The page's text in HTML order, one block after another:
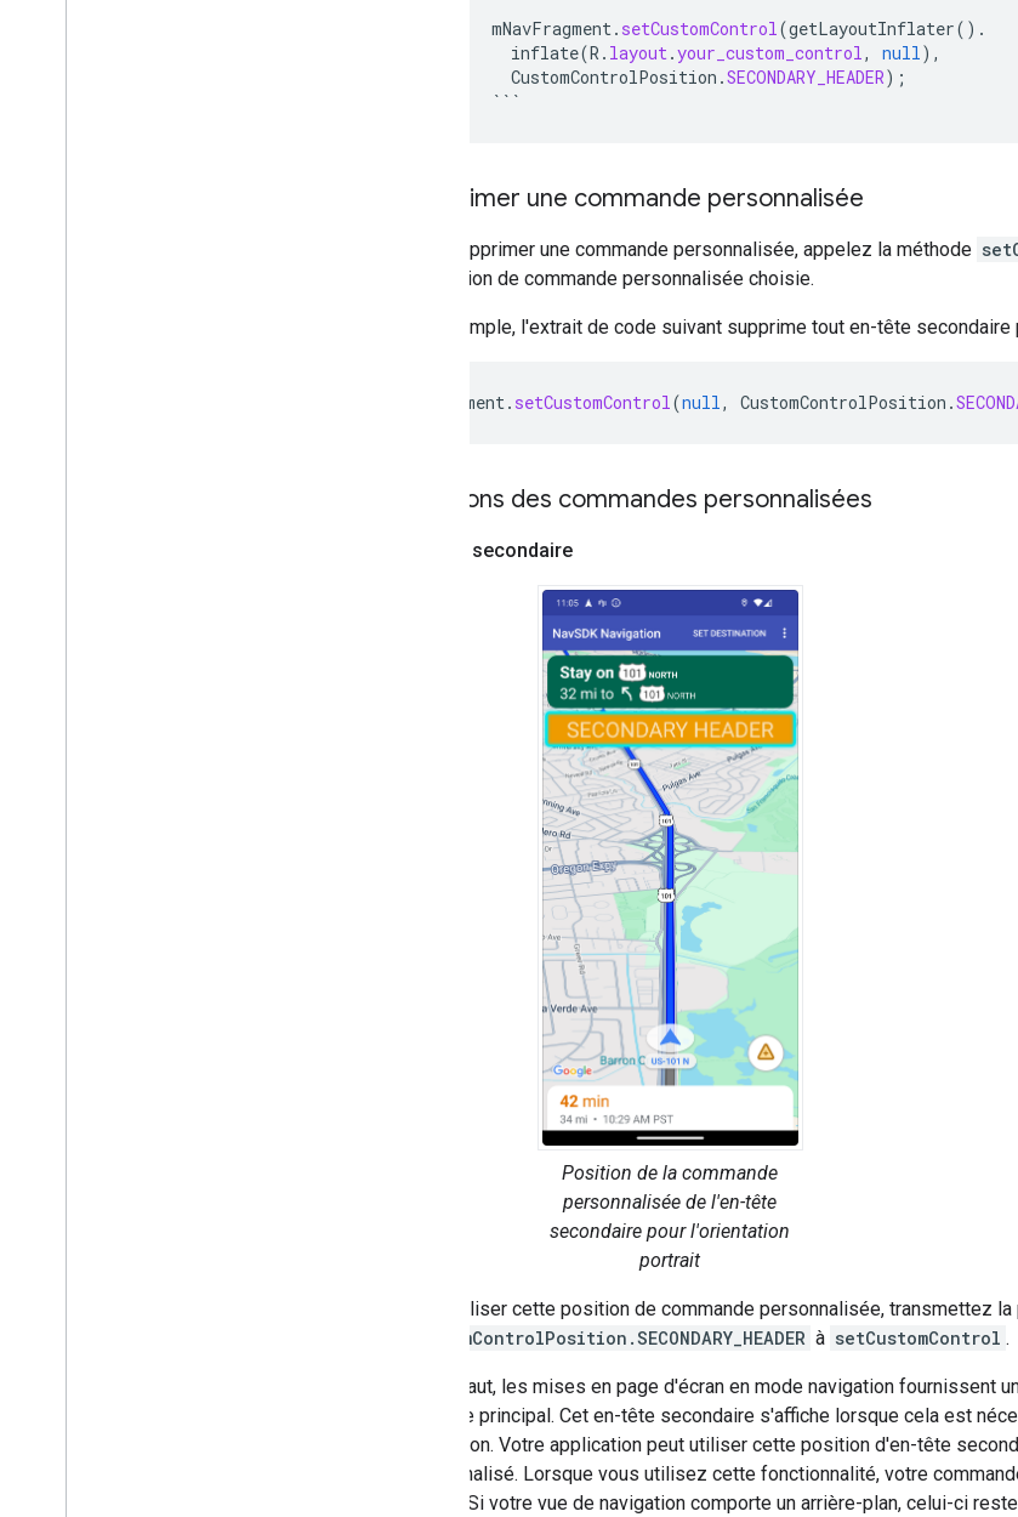
mNavFragment. setCustomControl(getLayoutInflater().
inflate(R . layout.your_custom_control, null),
CustomControlPosition .SECONDARY_HEADER);
```
Supprimer une commande personnalisée
Pour supprimer une commande personnalisée, appelez la méthode
la position de commande personnalisée choisie.
Par exemple, l'extrait de code suivant supprime tout en-tête
mNavFragment. setCustomControl(null, CustomControlPosition .
Positions des commandes personnalisées
En-tête secondaire
Position de la commande
personnalisée de l'en-tête
secondaire pour l'orientation
portrait
Pour utiliser cette position de commande personnalisée, transmettez
CustomControlPosition.SECONDARY_HEADER à setCustomControl .
Par défaut, les mises en page d'écran en mode navigation fournissent
l'en-tête principal. Cet en-tête secondaire s'affiche lorsque cela est
circulation. Votre application peut utiliser cette position d'en-tête
personnalisé. Lorsque vous utilisez cette fonctionnalité, votre
défaut. Si votre vue de navigation comporte un arrière-plan, celui-ci